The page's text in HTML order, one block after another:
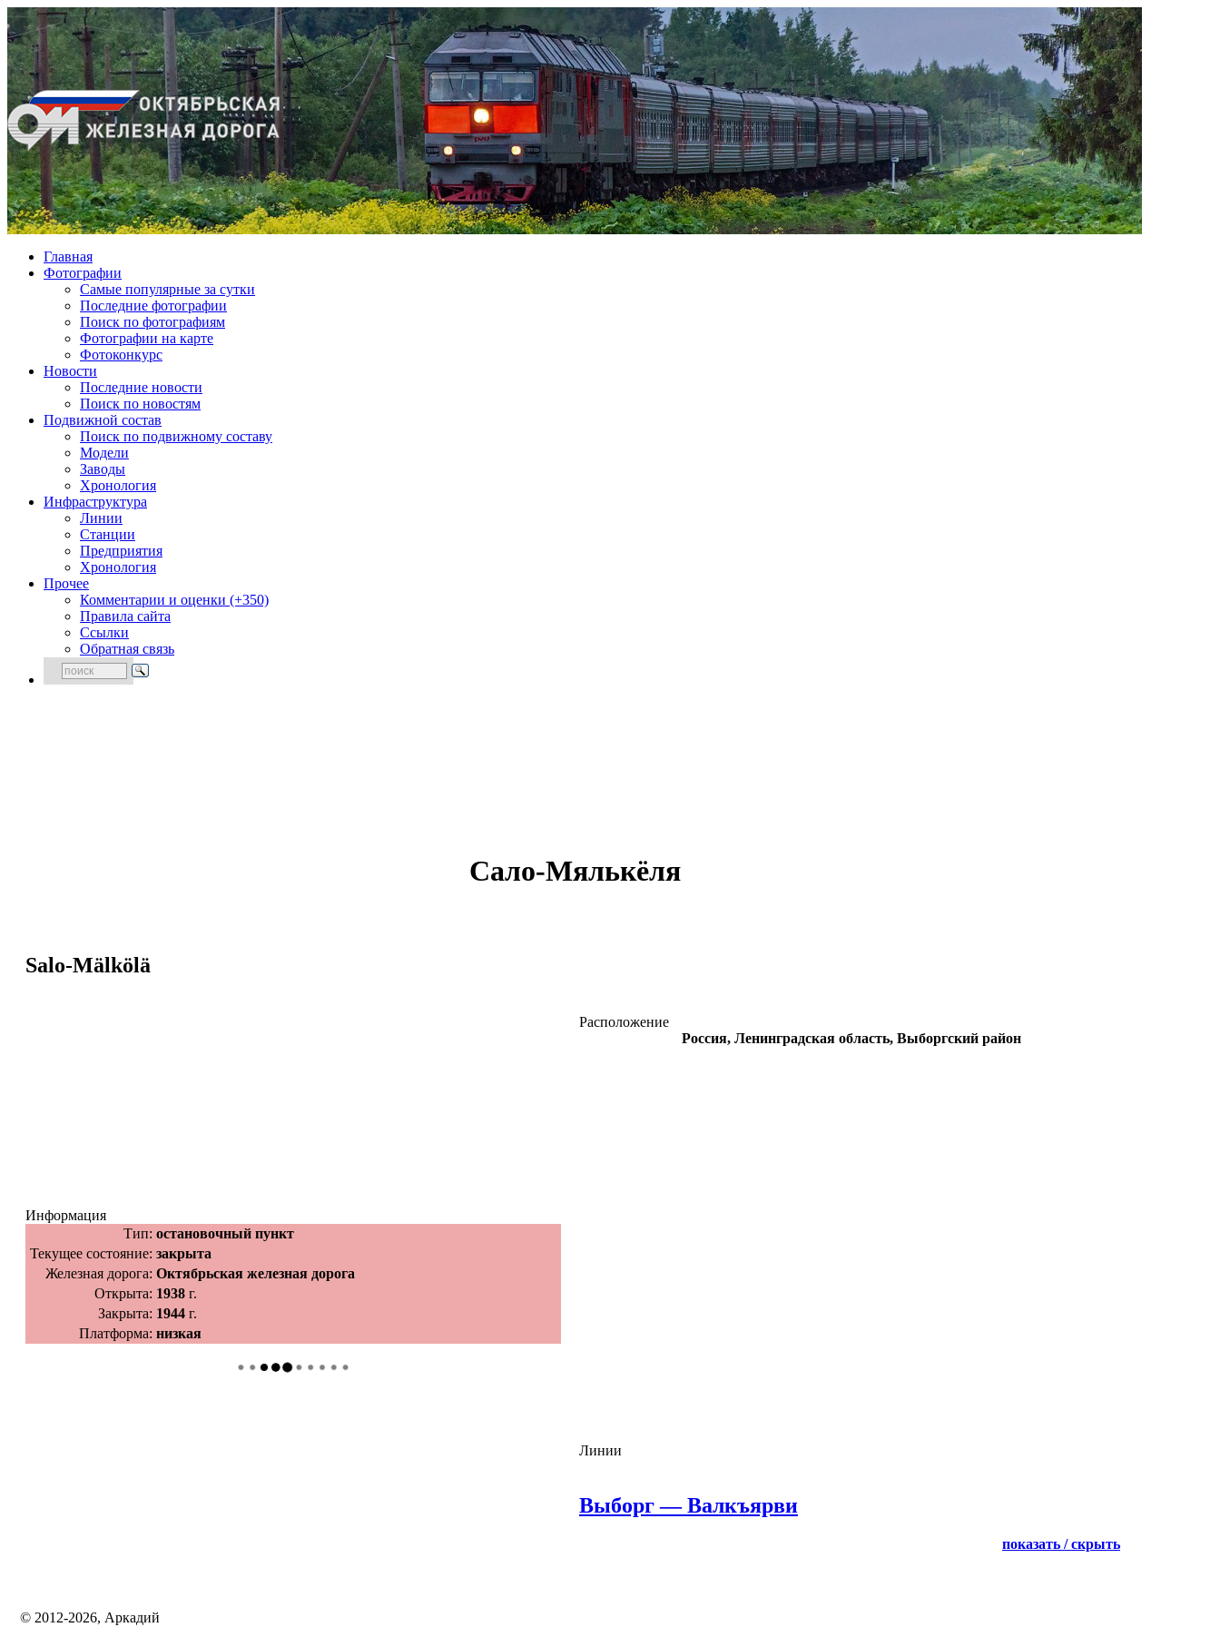
Главная
Фотографии
Cамые популярные за сутки
Последние фотографии
Поиск по фотографиям
Фотографии на карте
Фотоконкурс
Новости
Последние новости
Поиск по новостям
Подвижной состав
Поиск по подвижному составу
Модели
Заводы
Хронология
Инфраструктура
Линии
Станции
Предприятия
Хронология
Прочее
Комментарии и оценки (+350)
Правила сайта
Ссылки
Обратная связь
Сало-Мялькёля
Salo-Mälkölä
Информация
Тип: остановочный пункт
Текущее состояние: закрыта
Железная дорога: Октябрьская железная дорога
Открыта: 1938 г.
Закрыта: 1944 г.
Платформа: низкая
Расположение
Россия, Ленинградская область, Выборгский район
Линии
Выборг — Валкъярви
показать / скрыть
© 2012-2026, Аркадий